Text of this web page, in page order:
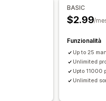
BASIC
$2.99/
Funzionalità
Up to 25
Unlimited
Upto 11000
Unlimited